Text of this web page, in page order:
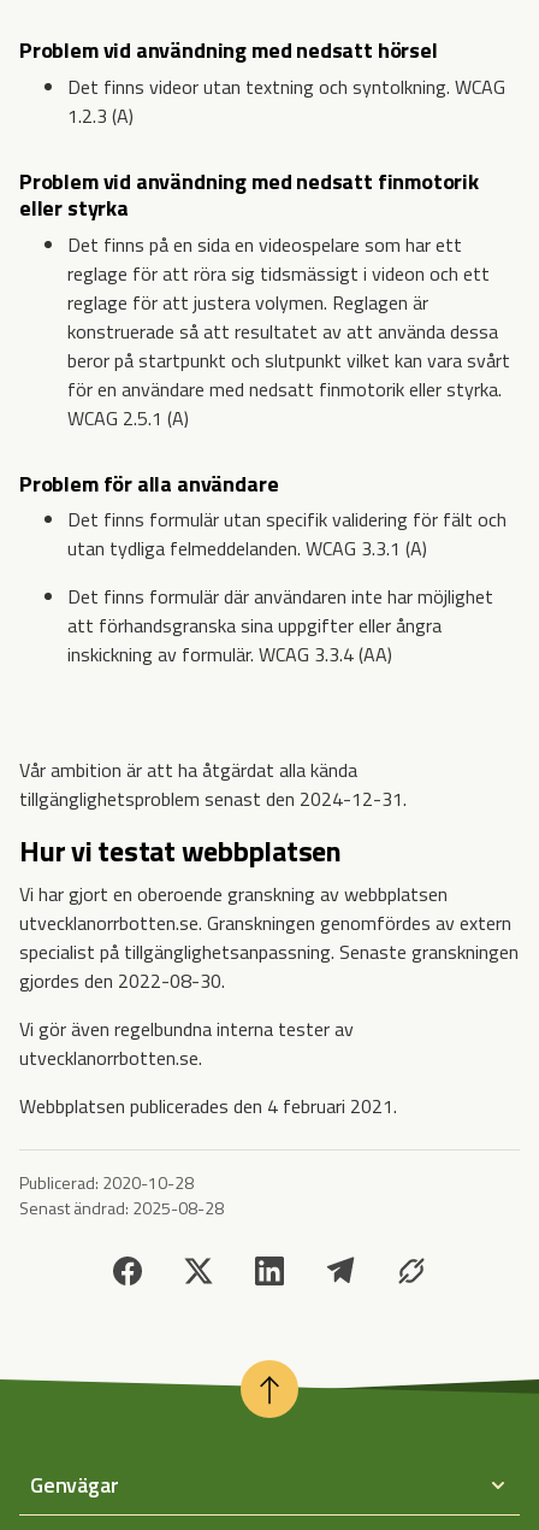
Problem vid användning med nedsatt hörsel
Det finns videor utan textning och syntolkning. WCAG
1.2.3 (A)
Problem vid användning med nedsatt finmotorik
eller styrka
Det finns på en sida en videospelare som har ett
reglage för att röra sig tidsmässigt i videon och ett
reglage för att justera volymen. Reglagen är
konstruerade så att resultatet av att använda dessa
beror på startpunkt och slutpunkt vilket kan vara svårt
för en användare med nedsatt finmotorik eller styrka.
WCAG 2.5.1 (A)
Problem för alla användare
Det finns formulär utan specifik validering för fält och
utan tydliga felmeddelanden. WCAG 3.3.1 (A)
Det finns formulär där användaren inte har möjlighet
att förhandsgranska sina uppgifter eller ångra
inskickning av formulär. WCAG 3.3.4 (AA)
Vår ambition är att ha åtgärdat alla kända
tillgänglighetsproblem senast den 2024-12-31.
Hur vi testat webbplatsen
Vi har gjort en oberoende granskning av webbplatsen
utvecklanorrbotten.se. Granskningen genomfördes av extern
specialist på tillgänglighetsanpassning. Senaste granskningen
gjordes den 2022-08-30.
Vi gör även regelbundna interna tester av
utvecklanorrbotten.se.
Webbplatsen publicerades den 4 februari 2021.
Publicerad: 2020-10-28
Senast ändrad: 2025-08-28
Genvägar